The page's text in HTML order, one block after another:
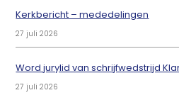
Kerkbericht – mededelingen
27 juli 2026
Word jurylid van schrijfwedstrijd
27 juli 2026